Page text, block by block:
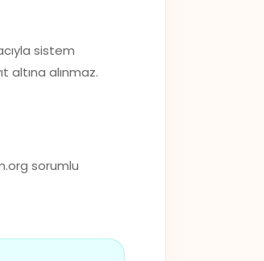
sistem
alınmaz.
sorumlu